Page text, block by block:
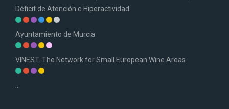
Déficit de Atención e Hiperactividad
Ayuntamiento de Murcia
VINEST. The Network for Small European Wine Areas
...